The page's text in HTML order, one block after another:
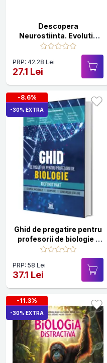
Descopera
Neurostiinta. Evolutia
Creierului Uman. Periplu
Printre Fosile Si Primate
PRP: 42.28 Lei
27.1 Lei
-8.6%
-30% EXTRA
Ghid de pregatire pentru
profesorii de biologie -
Definitivat
PRP: 58 Lei
37.1 Lei
-11.3%
-30% EXTRA